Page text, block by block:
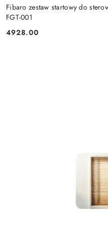
Fibaro zestaw startowy do
FGT-001
Cena:
4928.00